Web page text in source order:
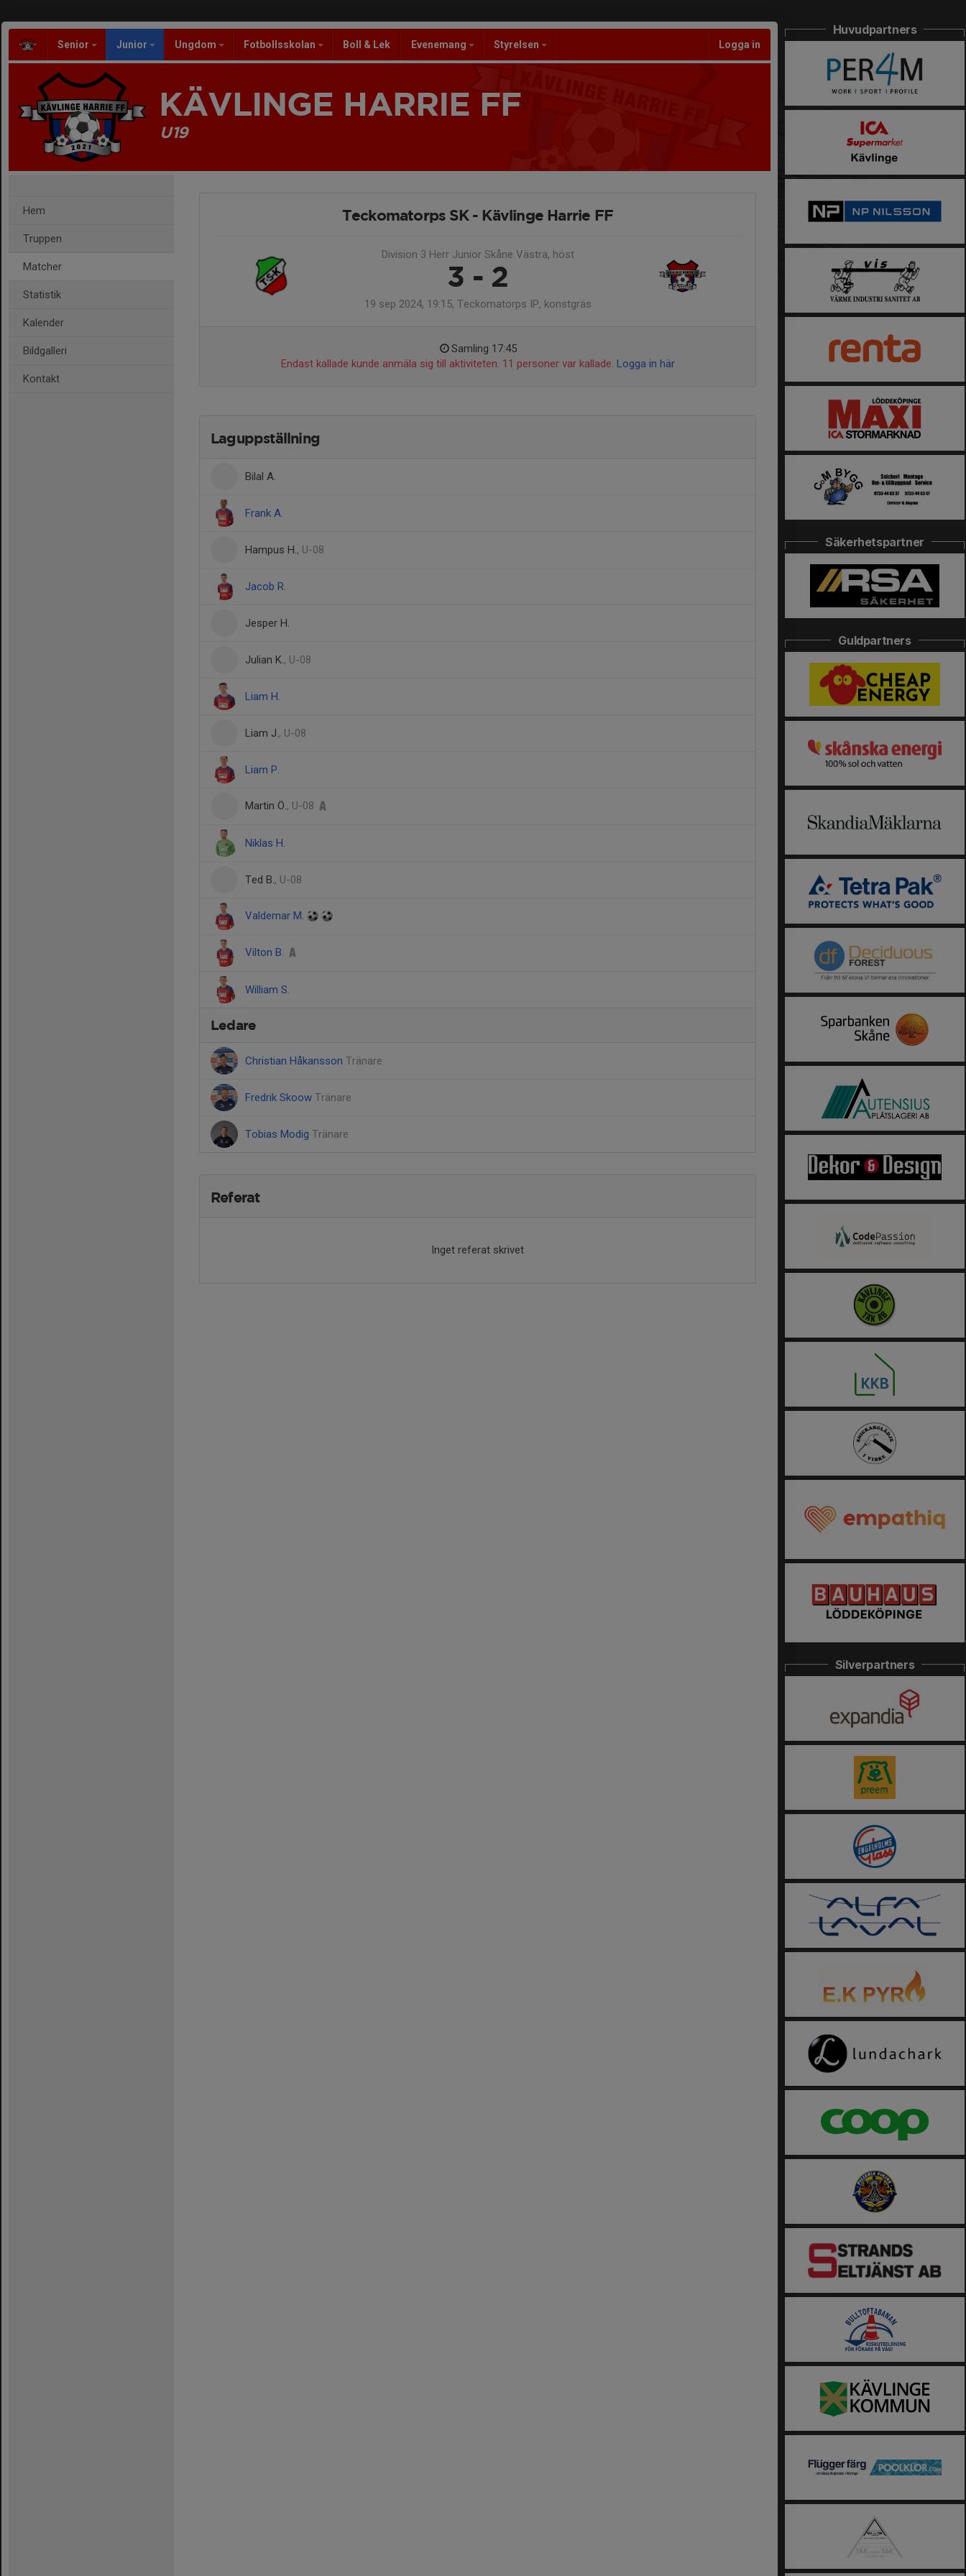
Senior Junior Ungdom Fotbollsskolan Boll & Lek Evenemang Styrelsen Logga in
KÄVLINGE HARRIE FF
U19
Hem
Truppen
Matcher
Statistik
Kalender
Bildgalleri
Kontakt
Teckomatorps SK - Kävlinge Harrie FF
Division 3 Herr Junior Skåne Västra, höst
3 - 2
19 sep 2024, 19:15, Teckomatorps IP, konstgräs
Samling 17:45
Endast kallade kunde anmäla sig till aktiviteten. 11 personer var kallade. Logga in här
Laguppställning
Bilal A.
Frank A.
Hampus H., U-08
Jacob R.
Jesper H.
Julian K., U-08
Liam H.
Liam J., U-08
Liam P.
Martin Ö., U-08
Niklas H.
Ted B., U-08
Valdemar M.
Vilton B.
William S.
Ledare
Christian Håkansson Tränare
Fredrik Skoow Tränare
Tobias Modig Tränare
Referat
Inget referat skrivet
Huvudpartners
Säkerhetspartner
Guldpartners
Silverpartners